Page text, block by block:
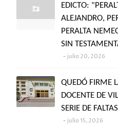
EDICTO:
ALEJANDRO,
PERALTA
SIN
julio 20, 2026
QUEDÓ FIRME
DOCENTE DE
SERIE DE
julio 15, 2026